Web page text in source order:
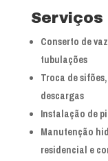
Serviços
Conserto de
tubulações
Troca de
descargas
Instalação de
Manutenção
residencial e